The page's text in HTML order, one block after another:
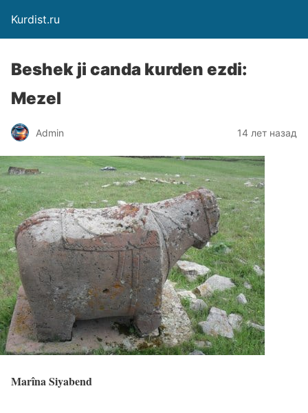
Kurdist.ru
Beshek ji canda kurden ezdi:
Mezel
Admin 14 лет назад
Marîna Siyabend